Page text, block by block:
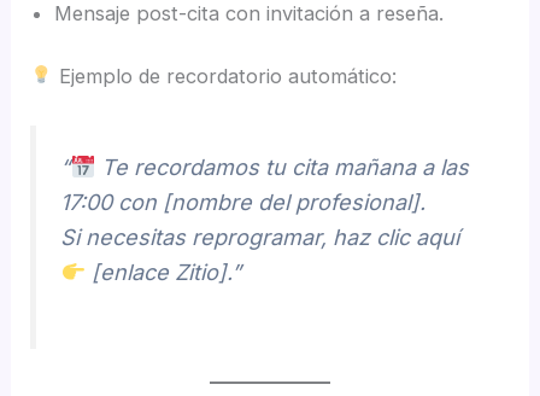
Mensaje post-cita con invitación a reseña.
Ejemplo de recordatorio automático:
“
Te recordamos tu cita mañana a las
17:00 con [nombre del profesional].
Si necesitas reprogramar, haz clic aquí
[enlace Zitio].”